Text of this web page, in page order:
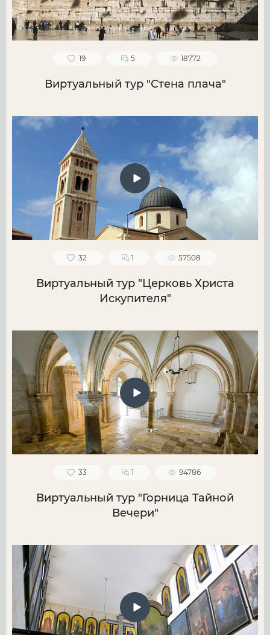
19 5 18772
Виртуальный тур "Стена плача"
32 1 57508
Виртуальный тур "Церковь Христа
Искупителя"
33 1 94786
Виртуальный тур "Горница Тайной
Вечери"